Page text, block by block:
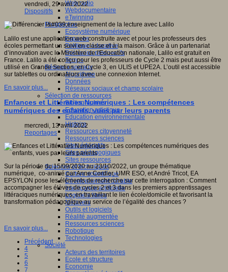
Web radio
Webdocumentaire
eTwinning
Prospective
Ecosystème numérique
Espaces
Politique éducative
Scénarios prospectifs
Temps
Réseaux sociaux
Algorithme
Données
Réseaux sociaux et champ scolaire
Sélection de ressources
Bibliographies
Education artistique
Education environnementale
Histoire
Ressources citoyenneté
Ressources sciences
Sites éducatifs
Sites pédagogiques
Sites ressources
Sciences et techniques
Culture scientifique
Développement durable
Intelligence artificielle
Logiciels libres
Métavers
Outils et logiciels
Réalité augmentée
Ressources sciences
Robotique
Technologies
Société
Acteurs des territoires
Ecole et structure
Economie
vendredi, 29 avril 2022
Dispositifs
Lalilo est une application web construite avec et pour les professeurs des
écoles permettant un suivi en classe et à la maison. Grâce à un partenariat
d’innovation avec le Ministère de l'Education nationale, Lalilo est gratuit en
France. Lalilo a été conçu pour les professeurs de Cycle 2 mais peut aussi être
utilisé en Grande Section, en Cycle 3, en ULIS et UPE2A. L’outil est accessible
sur tablettes ou ordinateurs avec une connexion Internet.
En savoir plus...
Enfances et Littératies Numériques : Les compétences
numériques des enfants, vues par leurs parents
mercredi, 13 avril 2022
Reportages
Sur la période du 15/09/2020 au 23/10/2022, un groupe thématique
numérique, co-animé par Anne Cordier, UMR ESO, et André Tricot, EA
EPSYLON pose les éléments de recherche sur cette interrogation : Comment
accompagner les élèves de cycles 2 et 3 dans les premiers apprentissages
littéraciques numériques, en travaillant le lien école/domicile et favorisant la
transformation pédagogique au service de l’égalité des chances ?
En savoir plus...
Précédent
4
5
6
7